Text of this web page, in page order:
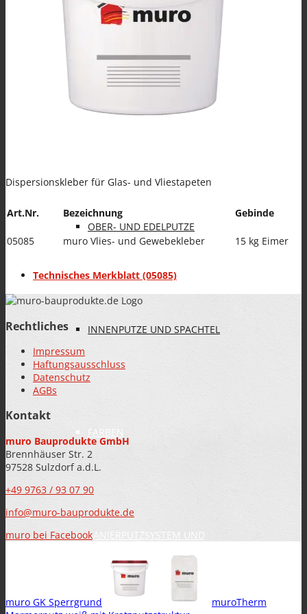
Spezialanwendungen
OBER- UND EDELPUTZE
INNENPUTZE UND SPACHTEL
FARBEN
SANIERPUTZSYSTEM UND
Dispersionskleber für Glas- und Vliestapeten
Art.Nr. Bezeichnung Gebinde
05085 muro Vlies- und Gewebekleber 15 kg Eimer
Technisches Merkblatt (05085)
Rechtliches
Impressum
Haftungsausschluss
Datenschutz
AGBs
Kontakt
muro Bauprodukte GmbH
Brennhäuser Str. 2
97528 Sulzdorf a.d.L.
+49 9763 / 93 07 90
info@muro-bauprodukte.de
muro bei Facebook
muro GK Sperrgrund
muroTherm